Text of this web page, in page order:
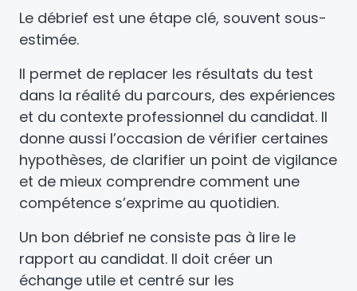
Le débrief est une étape clé, souvent sous-
estimée.
Il permet de replacer les résultats du test
dans la réalité du parcours, des expériences
et du contexte professionnel du candidat. Il
donne aussi l’occasion de vérifier certaines
hypothèses, de clarifier un point de vigilance
et de mieux comprendre comment une
compétence s’exprime au quotidien.
Un bon débrief ne consiste pas à lire le
rapport au candidat. Il doit créer un
échange utile et centré sur les